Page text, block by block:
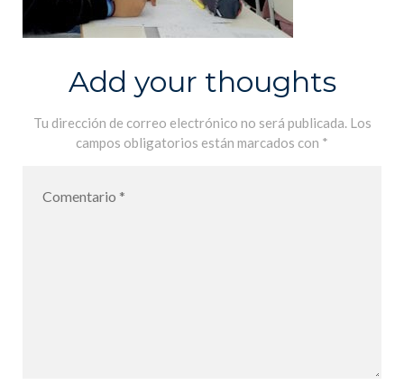
Add your thoughts
Tu dirección de correo electrónico no será publicada. Los
campos obligatorios están marcados con *